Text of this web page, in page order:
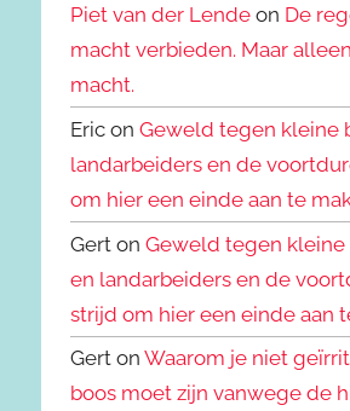
Piet van der Lende on De
macht verbieden. Maar
macht.
Eric onGeweld tegen kleine
landarbeiders en de
om hier een einde aan te
Gert onGeweld tegen kleine
en landarbeiders en de
strijd om hier een einde aan
Gert onWaarom je niet
boos moet zijn vanwege de